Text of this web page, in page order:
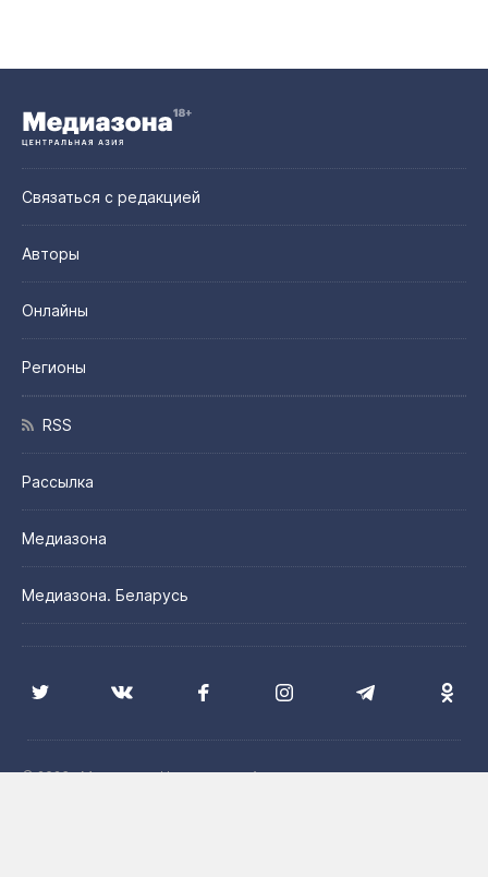
Связаться с редакцией
Авторы
Онлайны
Регионы
RSS
Рассылка
Медиазона
Медиазона. Беларусь
© 2026 «Медиазона Центральная Азия»